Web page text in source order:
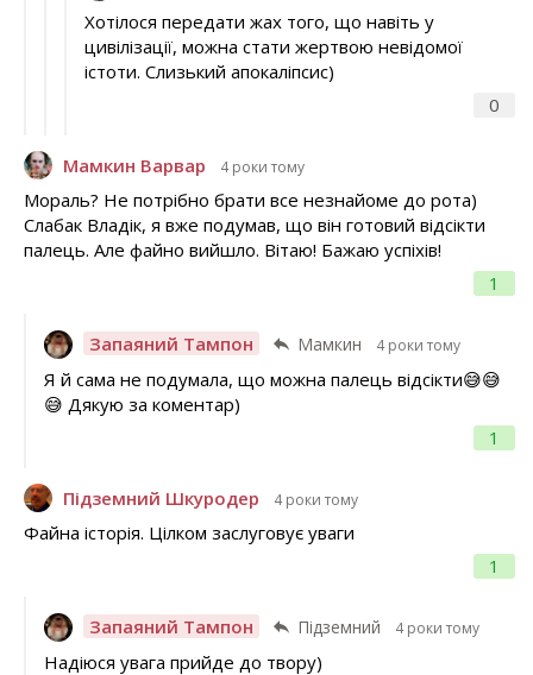
0
Хотілося передати жах того, що навіть у
цивілізації, можна стати жертвою невідомої
істоти. Слизький апокаліпсис)
Мамкин Варвар 4 роки тому
1
Мораль? Не потрібно брати все незнайоме до рота)
Слабак Владік, я вже подумав, що він готовий відсікти
палець. Але файно вийшло. Вітаю! Бажаю успіхів!
Запаяний Тампон Мамкин 4 роки тому
1
Я й сама не подумала, що можна палець відсікти😅😅
😅 Дякую за коментар)
Підземний Шкуродер 4 роки тому
1
Файна історія. Цілком заслуговує уваги
Запаяний Тампон Підземний 4 роки тому
Надіюся увага прийде до твору)